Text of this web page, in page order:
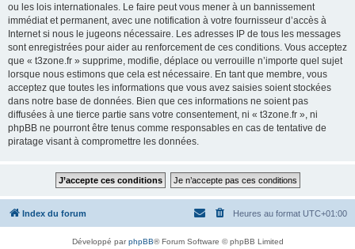
ou les lois internationales. Le faire peut vous mener à un bannissement
immédiat et permanent, avec une notification à votre fournisseur d’accès à
Internet si nous le jugeons nécessaire. Les adresses IP de tous les messages
sont enregistrées pour aider au renforcement de ces conditions. Vous acceptez
que « t3zone.fr » supprime, modifie, déplace ou verrouille n’importe quel sujet
lorsque nous estimons que cela est nécessaire. En tant que membre, vous
acceptez que toutes les informations que vous avez saisies soient stockées
dans notre base de données. Bien que ces informations ne soient pas
diffusées à une tierce partie sans votre consentement, ni « t3zone.fr », ni
phpBB ne pourront être tenus comme responsables en cas de tentative de
piratage visant à compromettre les données.
Index du forum Heures au format UTC+01:00
Développé parphpBB® Forum Software © phpBB Limited